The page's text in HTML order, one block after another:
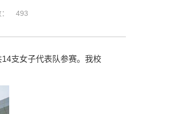
493
支女子代表队参赛。我校